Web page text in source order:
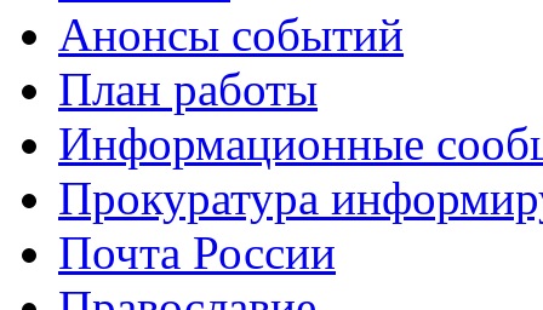
Анонсы событий
План работы
Информационные
Прокуратура
Почта России